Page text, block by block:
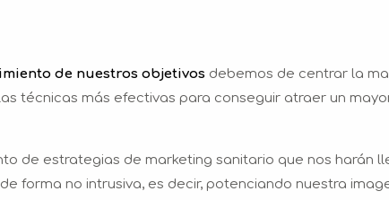
de nuestros objetivos debemos de centrar la
técnicas más efectivas para conseguir atraer un
de estrategias de marketing sanitario que nos harán
forma no intrusiva, es decir, potenciando nuestra